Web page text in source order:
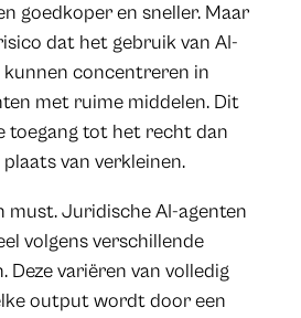
goedkoper en sneller. Maar
dat het gebruik van AI-
kunnen concentreren in
met ruime middelen. Dit
toegang tot het recht dan
van verkleinen.
must. Juridische AI-agenten
volgens verschillende
Deze variëren van volledig
output wordt door een